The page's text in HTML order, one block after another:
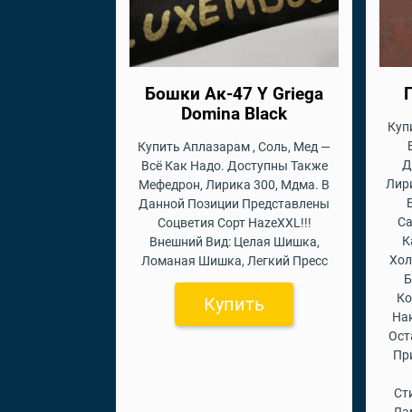
Бошки Ак-47 Y Griega
Domina Black
Купить Аплазарам , Соль, Мед —
Всё Как Надо. Доступны Также
Мефедрон, Лирика 300, Мдма. В
Данной Позиции Представлены
Соцветия Сорт HazeXXL!!!
Внешний Вид: Целая Шишка,
Ломаная Шишка, Легкий Пресс
Купить